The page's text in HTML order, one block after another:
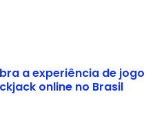
a experiência de jogo
online no Brasil